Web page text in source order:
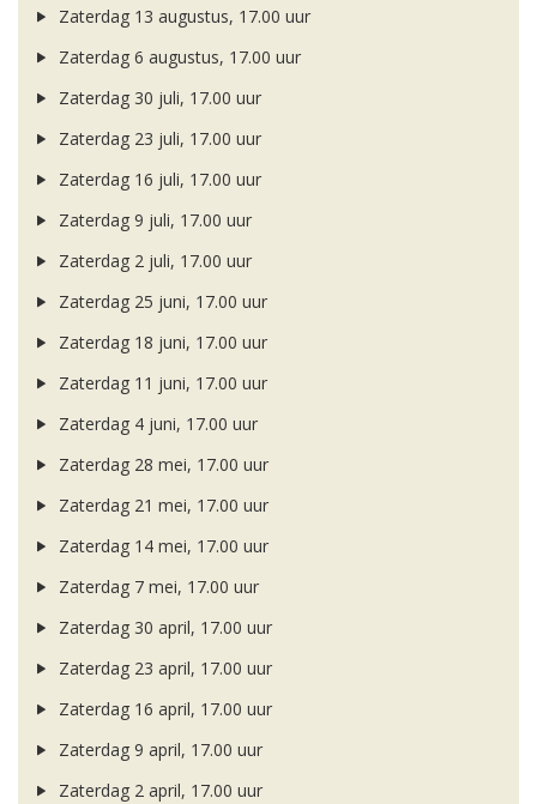
Zaterdag 13 augustus, 17.00 uur
Zaterdag 6 augustus, 17.00 uur
Zaterdag 30 juli, 17.00 uur
Zaterdag 23 juli, 17.00 uur
Zaterdag 16 juli, 17.00 uur
Zaterdag 9 juli, 17.00 uur
Zaterdag 2 juli, 17.00 uur
Zaterdag 25 juni, 17.00 uur
Zaterdag 18 juni, 17.00 uur
Zaterdag 11 juni, 17.00 uur
Zaterdag 4 juni, 17.00 uur
Zaterdag 28 mei, 17.00 uur
Zaterdag 21 mei, 17.00 uur
Zaterdag 14 mei, 17.00 uur
Zaterdag 7 mei, 17.00 uur
Zaterdag 30 april, 17.00 uur
Zaterdag 23 april, 17.00 uur
Zaterdag 16 april, 17.00 uur
Zaterdag 9 april, 17.00 uur
Zaterdag 2 april, 17.00 uur